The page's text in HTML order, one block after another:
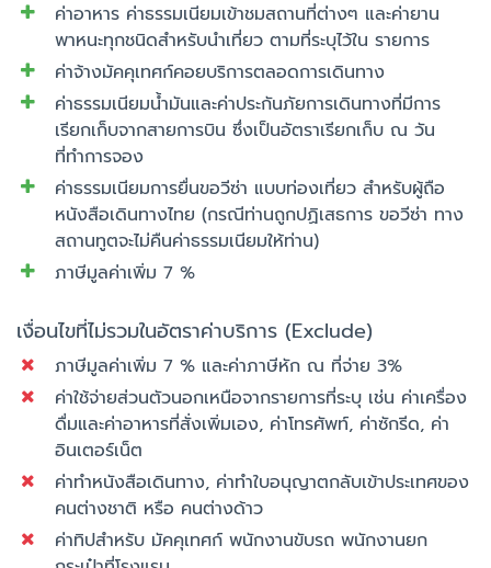
ค่าอาหาร ค่าธรรมเนียมเข้าชมสถานที่ต่างๆ และค่ายาน
พาหนะทุกชนิดสำหรับนำเที่ยว ตามที่ระบุไว้ใน รายการ
ค่าจ้างมัคคุเทศก์คอยบริการตลอดการเดินทาง
ค่าธรรมเนียมน้ำมันและค่าประกันภัยการเดินทางที่มีการ
เรียกเก็บจากสายการบิน ซึ่งเป็นอัตราเรียกเก็บ ณ วัน
ที่ทำการจอง
ค่าธรรมเนียมการยื่นขอวีซ่า แบบท่องเที่ยว สำหรับผู้ถือ
หนังสือเดินทางไทย (กรณีท่านถูกปฏิเสธการ ขอวีซ่า ทาง
สถานทูตจะไม่คืนค่าธรรมเนียมให้ท่าน)
ภาษีมูลค่าเพิ่ม 7 %
เงื่อนไขที่ไม่รวมในอัตราค่าบริการ (Exclude)
ภาษีมูลค่าเพิ่ม 7 % และค่าภาษีหัก ณ ที่จ่าย 3%
ค่าใช้จ่ายส่วนตัวนอกเหนือจากรายการที่ระบุ เช่น ค่าเครื่อง
ดื่มและค่าอาหารที่สั่งเพิ่มเอง, ค่าโทรศัพท์, ค่าซักรีด, ค่า
อินเตอร์เน็ต
ค่าทำหนังสือเดินทาง, ค่าทำใบอนุญาตกลับเข้าประเทศของ
คนต่างชาติ หรือ คนต่างด้าว
ค่าทิปสำหรับ มัคคุเทศก์ พนักงานขับรถ พนักงานยก